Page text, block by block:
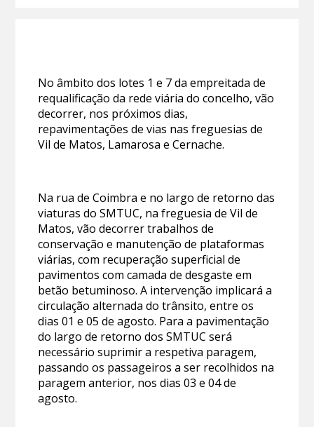
No âmbito dos lotes 1 e 7 da empreitada de
requalificação da rede viária do concelho, vão
decorrer, nos próximos dias,
repavimentações de vias nas freguesias de
Vil de Matos, Lamarosa e Cernache.
Na rua de Coimbra e no largo de retorno das
viaturas do SMTUC, na freguesia de Vil de
Matos, vão decorrer trabalhos de
conservação e manutenção de plataformas
viárias, com recuperação superficial de
pavimentos com camada de desgaste em
betão betuminoso. A intervenção implicará a
circulação alternada do trânsito, entre os
dias 01 e 05 de agosto. Para a pavimentação
do largo de retorno dos SMTUC será
necessário suprimir a respetiva paragem,
passando os passageiros a ser recolhidos na
paragem anterior, nos dias 03 e 04 de
agosto.